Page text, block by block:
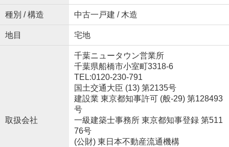
種別 / 構造 中古一戸建 / 木造
地目 宅地
取扱会社
千葉ニュータウン営業所
千葉県船橋市小室町3318-6
TEL:0120-230-791
国土交通大臣 (13) 第2135号
建設業 東京都知事許可 (般-29) 第128493
号
一級建築士事務所 東京都知事登録 第511
76号
(公財) 東日本不動産流通機構